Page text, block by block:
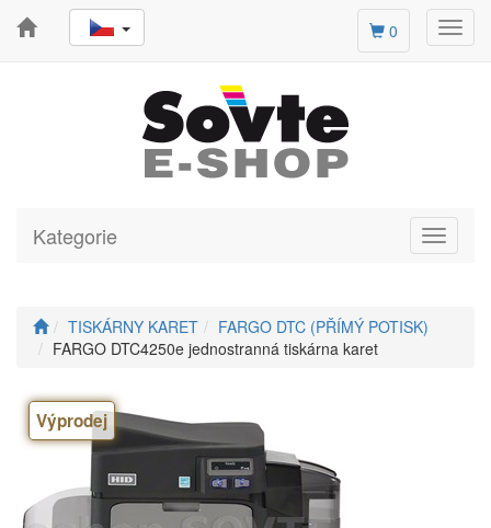
0
Toggle
Kategorie
TISKÁRNY KARET
FARGO DTC (PŘÍMÝ POTISK)
FARGO DTC4250e jednostranná tiskárna karet
Výprodej